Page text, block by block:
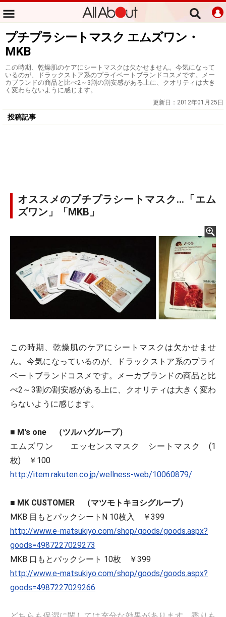
プチプラシートマスク エムズワン・
MKB
この時期、乾燥肌のケアにシートマスクは欠かせません。今気になって
いるのが、ドラックストア系のプライベートブランドコスメです。メー
カブランドの商品と比べ2～3割の割安感がある上に、クオリティは大き
く変わらないように感じます。
更新日： 2012年01月25日
投稿記事
オススメのプチプラシートマスク…「エム
ズワン」「MKB」
この時期、乾燥肌のケアにシートマスクは欠かせませ
ん。今気になっているのが、ドラックストア系のプライ
ベートブランドコスメです。メーカブランドの商品と比
べ2～3割の割安感がある上に、クオリティは大きく変わ
らないように感じます。
■ M's one （ツルハグループ）
エムズワン エッセンスマスク シートマスク (1
枚) ￥100
http://item.rakuten.co.jp/wellness-web/10060879/
■ MK CUSTOMER （マツモトキヨシグループ）
MKB 目もとパックシートN 10枚入 ￥399
http://www.e-matsukiyo.com/shop/goods/goods.aspx?
goods=4987227029273
MKB 口もとパックシート 10枚 ￥399
http://www.e-matsukiyo.com/shop/goods/goods.aspx?
goods=4987227029266